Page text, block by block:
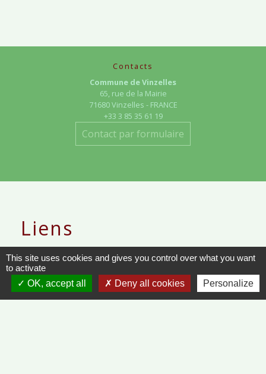
Contacts
Commune de Vinzelles
65, rue de la Mairie
71680 Vinzelles - FRANCE
+33 3 85 35 61 19
Contact par formulaire
Liens
METEO FRANCE - VINZELLES
JOURNAL DE SAÔNE-ET-LOIRE
MÂCON INFOS
This site uses cookies and gives you control over what you want
to activate
OK, accept all
Deny all cookies Personalize